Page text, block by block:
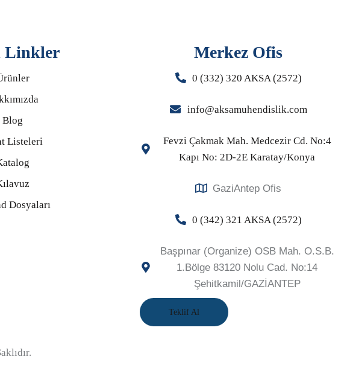
Linkler
Blog
Listeleri
Dosyaları
Merkez Ofis
0 (332) 320 AKSA (2572)
info@aksamuhendislik.com
Fevzi Çakmak Mah. Medcezir Cd. No:4
Kapı No: 2D-2E Karatay/Konya
GaziAntep Ofis
0 (342) 321 AKSA (2572)
Başpınar (Organize) OSB Mah. O.S.B.
1.Bölge 83120 Nolu Cad. No:14
Şehitkamil/GAZİANTEP
Teklif Al